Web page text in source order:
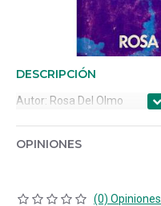
DESCRIPCIÓN
Autor: Rosa Del Olmo
OPINIONES
(0) Opiniones